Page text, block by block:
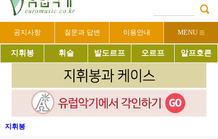
공지사항 질문과 답변 이용안내 MENU
지휘봉 휘슬 발도르프 오르프 알프호른
지휘봉